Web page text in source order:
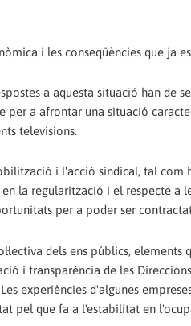
i les conseqüències que ja
a aquesta situació han de
a afrontar una situació
televisions.
i l'acció sindical, tal com
la regularització i el respecte a
per a poder ser
dels ens públics,
i transparència de les
experiències d'algunes
pel que fa a l'estabilitat en